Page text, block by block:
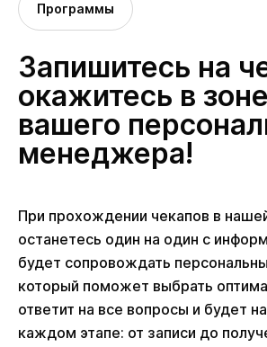
Программы
Запишитесь на
окажитесь в
вашего
менеджера!
При прохождении чекапов в
останетесь один на один с
будет сопровождать
который поможет выбрать
ответит на все вопросы и будет
каждом этапе: от записи до